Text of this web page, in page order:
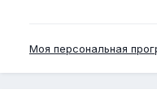
Моя персональная